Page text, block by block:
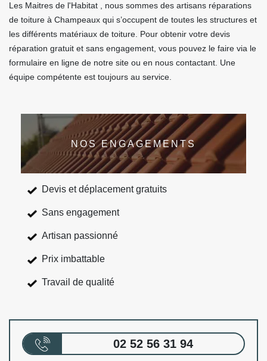
Les Maitres de l'Habitat , nous sommes des artisans réparations
de toiture à Champeaux qui s’occupent de toutes les structures et
les différents matériaux de toiture. Pour obtenir votre devis
réparation gratuit et sans engagement, vous pouvez le faire via le
formulaire en ligne de notre site ou en nous contactant. Une
équipe compétente est toujours au service.
NOS ENGAGEMENTS
Devis et déplacement gratuits
Sans engagement
Artisan passionné
Prix imbattable
Travail de qualité
02 52 56 31 94